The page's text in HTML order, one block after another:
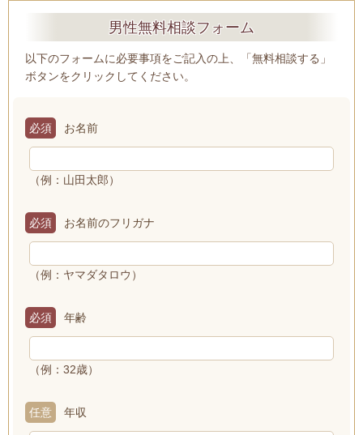
男性無料相談フォーム
以下のフォームに必要事項をご記入の上、「無料相談する」
ボタンをクリックしてください。
お名前
必須
（例：山田太郎）
お名前のフリガナ
必須
（例：ヤマダタロウ）
年齢
必須
（例：32歳）
年収
任意